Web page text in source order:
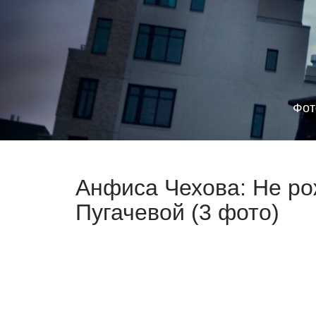
Анфиса Чехова: Не
Пугачевой (3 фото)